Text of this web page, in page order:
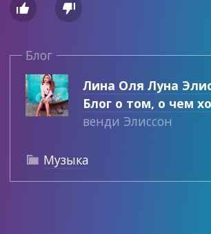
 
Блог
Лина Оля Луна
Блог о том, о чем
венди Элиссон
 Музыка